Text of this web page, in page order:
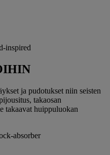
ja pudotukset niin seisten
takaosan
takaavat huippuluokan